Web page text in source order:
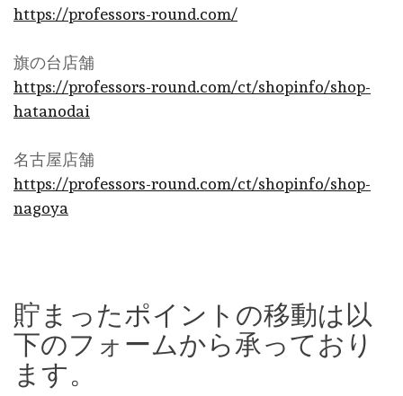
https://professors-round.com/
旗の台店舗
https://professors-round.com/ct/shopinfo/shop-
hatanodai
名古屋店舗
https://professors-round.com/ct/shopinfo/shop-
nagoya
貯まったポイントの移動は以
下のフォームから承っており
ます。